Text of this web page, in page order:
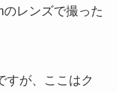
レンズで撮った
すが、ここはク